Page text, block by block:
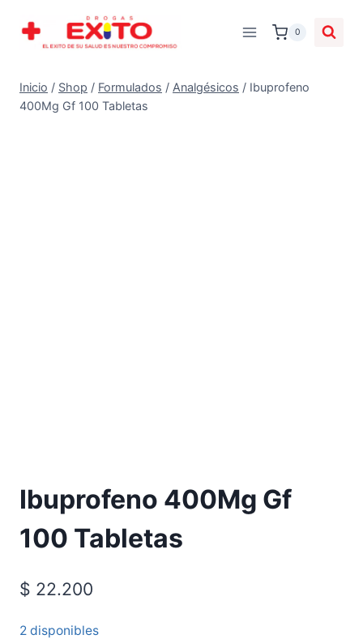
0
Inicio / Shop / Formulados / Analgésicos / Ibuprofeno
400Mg Gf 100 Tabletas
Ibuprofeno 400Mg Gf
100 Tabletas
$ 22.200
2 disponibles